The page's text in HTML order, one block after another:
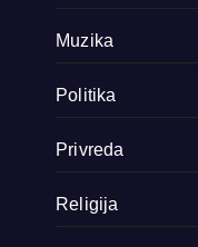
Muzika
Politika
Privreda
Religija